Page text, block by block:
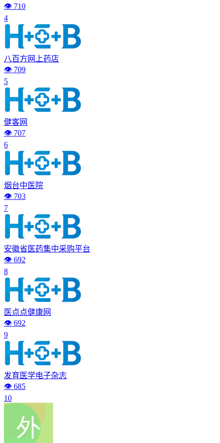
👁️ 710
4
八百方网上药店
👁️ 709
5
健客网
👁️ 707
6
烟台中医院
👁️ 703
7
安徽省医药集中采购平台
👁️ 692
8
医点点健康网
👁️ 692
9
发育医学电子杂志
👁️ 685
10